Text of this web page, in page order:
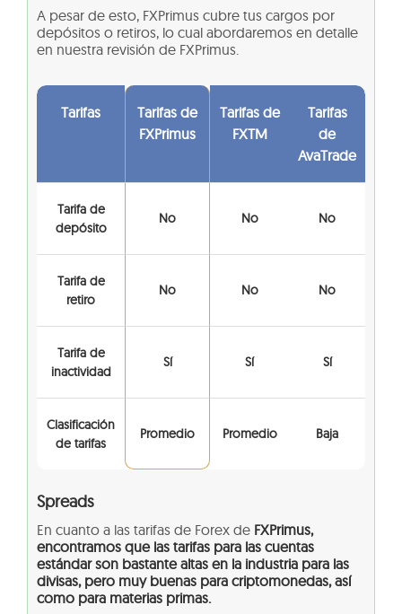
A pesar de esto, FXPrimus cubre tus cargos por
depósitos o retiros, lo cual abordaremos en detalle
en nuestra revisión de FXPrimus.
Tarifas
Tarifas de
FXPrimus
Tarifas de
FXTM
Tarifas
de
AvaTrade
Tarifa de
depósito
No No No
Tarifa de
retiro
No No No
Tarifa de
inactividad
Sí Sí Sí
Clasificación
de tarifas
Promedio Promedio Baja
Spreads
En cuanto a las tarifas de Forex de FXPrimus,
encontramos que las tarifas para las cuentas
estándar son bastante altas en la industria para las
divisas, pero muy buenas para criptomonedas, así
como para materias primas.